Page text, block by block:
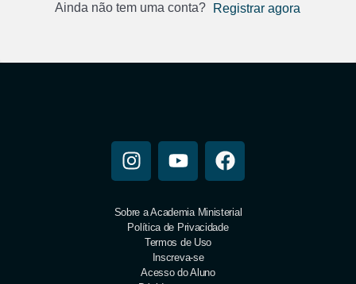
Ainda não tem uma conta? Registrar agora
Sobre a Academia Ministerial
Política de Privacidade
Termos de Uso
Inscreva-se
Acesso do Aluno